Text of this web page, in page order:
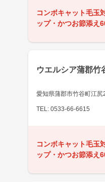
コンボキャット毛玉
ップ・かつお節添え
ウエルシア蒲郡竹
愛知県蒲郡市竹谷町江尻
TEL: 0533-66-6615
コンボキャット毛玉
ップ・かつお節添え